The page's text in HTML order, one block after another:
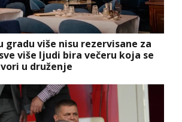
gradu više nisu rezervisane za
više ljudi bira večeru koja se
u druženje